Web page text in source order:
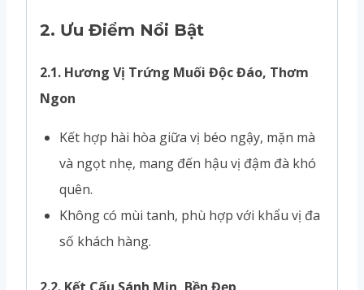
2. Ưu Điểm Nổi Bật
2.1. Hương Vị Trứng Muối Độc Đáo, Thơm
Ngon
Kết hợp hài hòa giữa vị béo ngậy, mặn mà
và ngọt nhẹ, mang đến hậu vị đậm đà khó
quên.
Không có mùi tanh, phù hợp với khẩu vị đa
số khách hàng.